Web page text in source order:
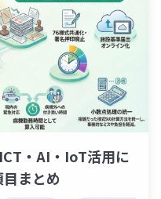
・AI・IoT活用に
まとめ